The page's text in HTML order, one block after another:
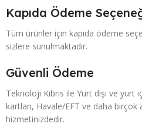
Kapıda Ödeme
Tüm ürünler için kapıda ödeme
sizlere sunulmaktadır.
Güvenli Ödeme
Teknoloji Kıbrıs ile Yurt dışı ve
kartları, Havale/EFT ve daha
hizmetinizdedir.